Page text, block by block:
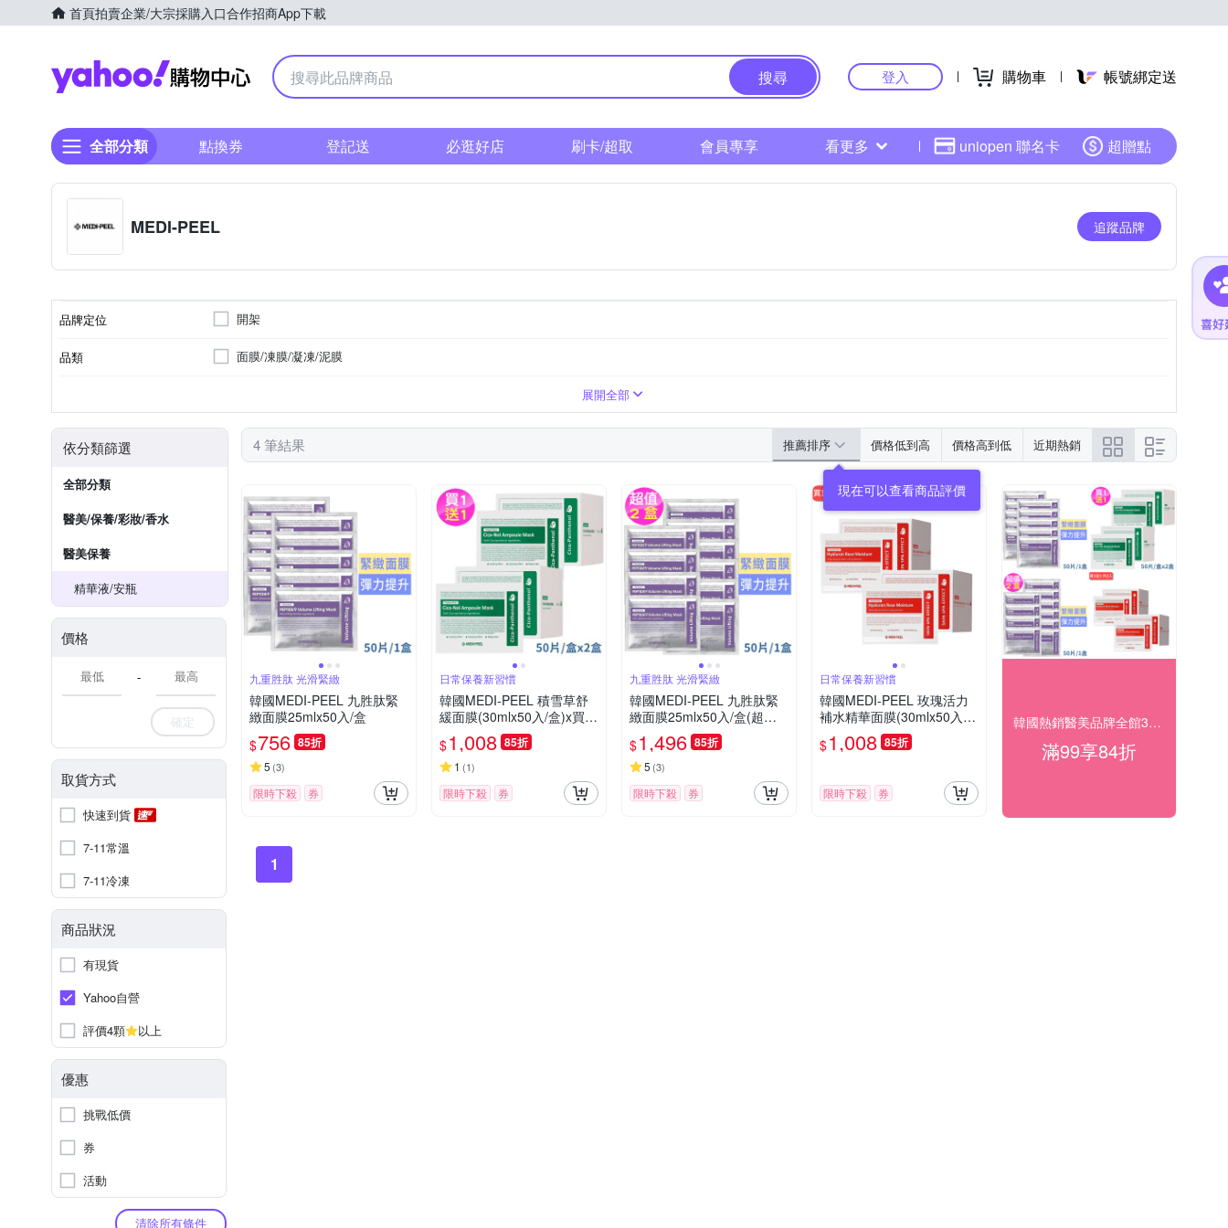
首頁拍賣企業/大宗採購入口合作招商App下載
Yahoo購物中心
搜尋 登入 購物車 帳號綁定送
全部分類 點換券 登記送 必逛好店 刷卡/超取 會員專享 看更多 uniopen 聯名卡 超贈點
MEDI-PEEL 追蹤品牌
品牌定位 開架
品類 面膜/凍膜/凝凍/泥膜
展開全部
依分類篩選
全部分類
醫美/保養/彩妝/香水
醫美保養
精華液/安瓶
價格
-
確定
取貨方式
快速到貨
7-11常溫
7-11冷凍
商品狀況
有現貨
Yahoo自營
評價4顆
以上
優惠
挑戰低價
券
活動
清除所有條件
4 筆結果 推薦排序 價格低到高 價格高到低 近期熱銷
現在可以查看商品評價
九重胜肽 光滑緊緻
韓國MEDI-PEEL 九胜肽緊
緻面膜25mlx50入/盒
$756 85折
5 (3)
限時下殺 券
日常保養新習慣
韓國MEDI-PEEL 積雪草舒
緩面膜(30mlx50入/盒)x買1
盒送1盒，共2盒
$1,008 85折
1 (1)
限時下殺 券
九重胜肽 光滑緊緻
韓國MEDI-PEEL 九胜肽緊
緻面膜25mlx50入/盒(超值2
盒)
$1,496 85折
5 (3)
限時下殺 券
日常保養新習慣
韓國MEDI-PEEL 玫瑰活力
補水精華面膜(30mlx50入/
盒)x買1盒送1盒，共2盒
$1,008 85折
限時下殺 券
韓國熱銷醫美品牌全館3折起
滿99享84折
1